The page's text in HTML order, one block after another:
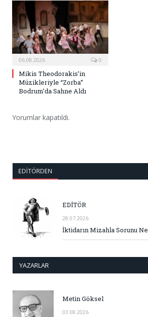
06.08.2026 0
Mikis Theodorakis’in
Müzikleriyle “Zorba”
Bodrum’da Sahne Aldı
Yorumlar kapatıldı.
EDITÖRDEN
EDİTÖR
28.07.2026
İktidarın Mizahla Sorunu Ne
YAZARLAR
Metin Göksel
03.08.2026